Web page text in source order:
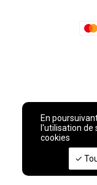
En
l'utilisation de
cookies